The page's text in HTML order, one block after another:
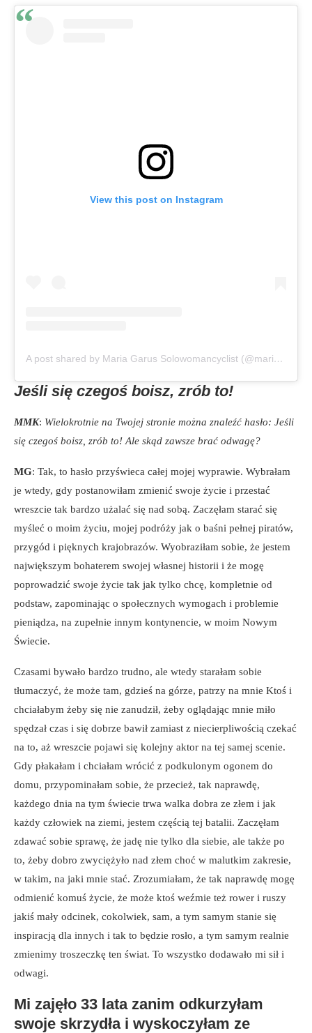
View this post on Instagram
A post shared by Maria Garus Solowomancyclist (@mariagarus)
Jeśli się czegoś boisz, zrób to!
MMK: Wielokrotnie na Twojej stronie można znaleźć hasło: Jeśli
się czegoś boisz, zrób to! Ale skąd zawsze brać odwagę?
MG: Tak, to hasło przyświeca całej mojej wyprawie. Wybrałam
je wtedy, gdy postanowiłam zmienić swoje życie i przestać
wreszcie tak bardzo użalać się nad sobą. Zaczęłam starać się
myśleć o moim życiu, mojej podróży jak o baśni pełnej piratów,
przygód i pięknych krajobrazów. Wyobraziłam sobie, że jestem
największym bohaterem swojej własnej historii i że mogę
poprowadzić swoje życie tak jak tylko chcę, kompletnie od
podstaw, zapominając o społecznych wymogach i problemie
pieniądza, na zupełnie innym kontynencie, w moim Nowym
Świecie.
Czasami bywało bardzo trudno, ale wtedy starałam sobie
tłumaczyć, że może tam, gdzieś na górze, patrzy na mnie Ktoś i
chciałabym żeby się nie zanudził, żeby oglądając mnie miło
spędzał czas i się dobrze bawił zamiast z niecierpliwością czekać
na to, aż wreszcie pojawi się kolejny aktor na tej samej scenie.
Gdy płakałam i chciałam wrócić z podkulonym ogonem do
domu, przypominałam sobie, że przecież, tak naprawdę,
każdego dnia na tym świecie trwa walka dobra ze złem i jak
każdy człowiek na ziemi, jestem częścią tej batalii. Zaczęłam
zdawać sobie sprawę, że jadę nie tylko dla siebie, ale także po
to, żeby dobro zwyciężyło nad złem choć w malutkim zakresie,
w takim, na jaki mnie stać. Zrozumiałam, że tak naprawdę mogę
odmienić komuś życie, że może ktoś weźmie też rower i ruszy
jakiś mały odcinek, cokolwiek, sam, a tym samym stanie się
inspiracją dla innych i tak to będzie rosło, a tym samym realnie
zmienimy troszeczkę ten świat. To wszystko dodawało mi sił i
odwagi.
Mi zajęło 33 lata zanim odkurzyłam
swoje skrzydła i wyskoczyłam ze